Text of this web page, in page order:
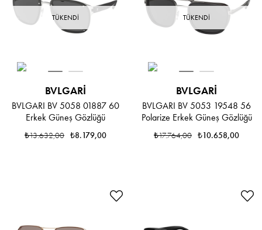
TÜKENDI
BVLGARI
BVLGARI BV 5058 01887 60
Erkek Güneş Gözlüğü
₺8.179,00
₺13.632,00
TÜKENDI
BVLGARI
BVLGARI BV 5053 19548 56
Polarize Erkek Güneş Gözlüğü
₺10.658,00
₺17.764,00